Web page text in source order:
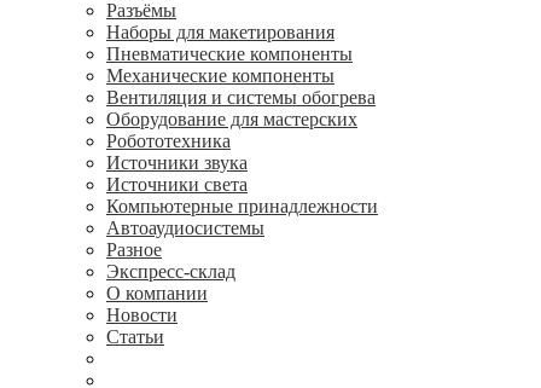
Разъёмы
Наборы для макетирования
Пневматические компоненты
Механические компоненты
Вентиляция и системы обогрева
Оборудование для мастерских
Робототехника
Источники звука
Источники света
Компьютерные принадлежности
Автоаудиосистемы
Разное
Экспресс-склад
О компании
Новости
Статьи